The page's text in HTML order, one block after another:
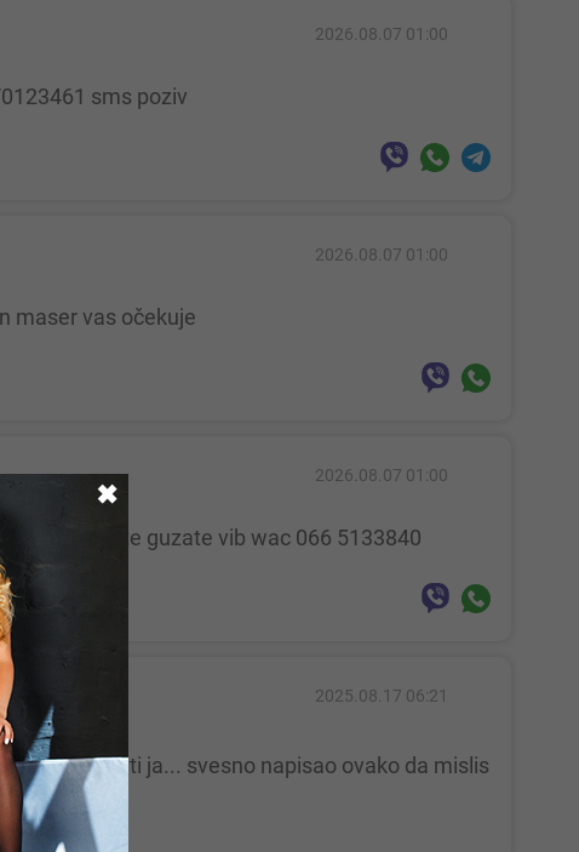
2026.08.07 01:00
sms poziv
2026.08.07 01:00
maser vas očekuje
2026.08.07 01:00
sisate guzate vib wac 066 5133840
2025.08.17 06:21
✖